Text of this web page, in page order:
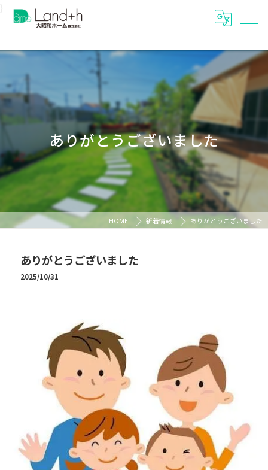
ありがとうございました
HOME 新着情報 ありがとうございました
ありがとうございました
2025/10/31